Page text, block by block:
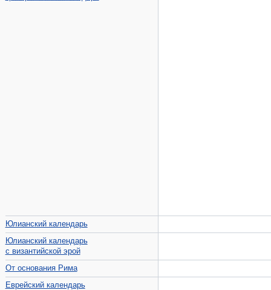
Юлианский календарь
Юлианский календарь
с византийской эрой
От основания Рима
Еврейский календарь